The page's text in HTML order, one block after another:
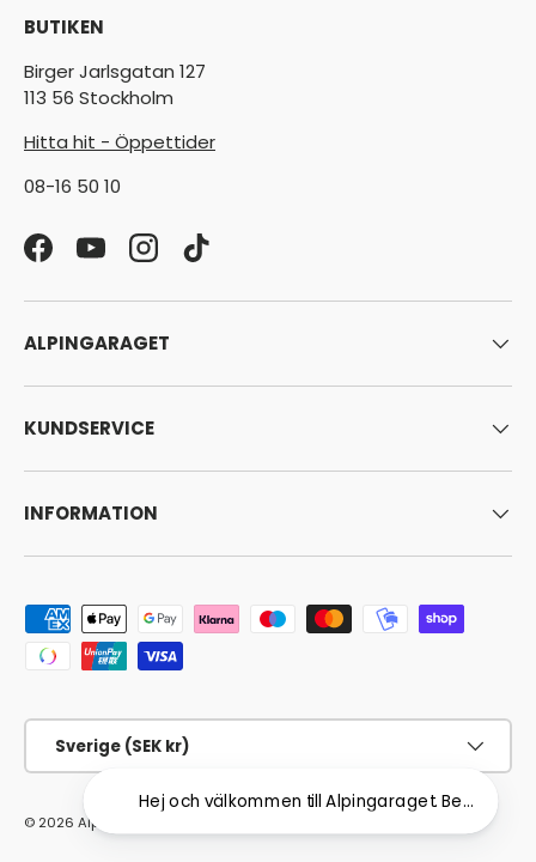
BUTIKEN
Birger Jarlsgatan 127
113 56 Stockholm
Hitta hit - Öppettider
08-16 50 10
FacebookYouTubeInstagram
TikTok
ALPINGARAGET
KUNDSERVICE
INFORMATION
Godkända betalningsmetoder
Land/Region
Sverige (SEK kr)
© 2026 Alpingaraget
Hej och välkommen till Alpingaraget. Behöver